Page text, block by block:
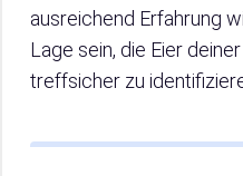
ausreichend Erfahrung
Lage sein, die Eier
treffsicher zu